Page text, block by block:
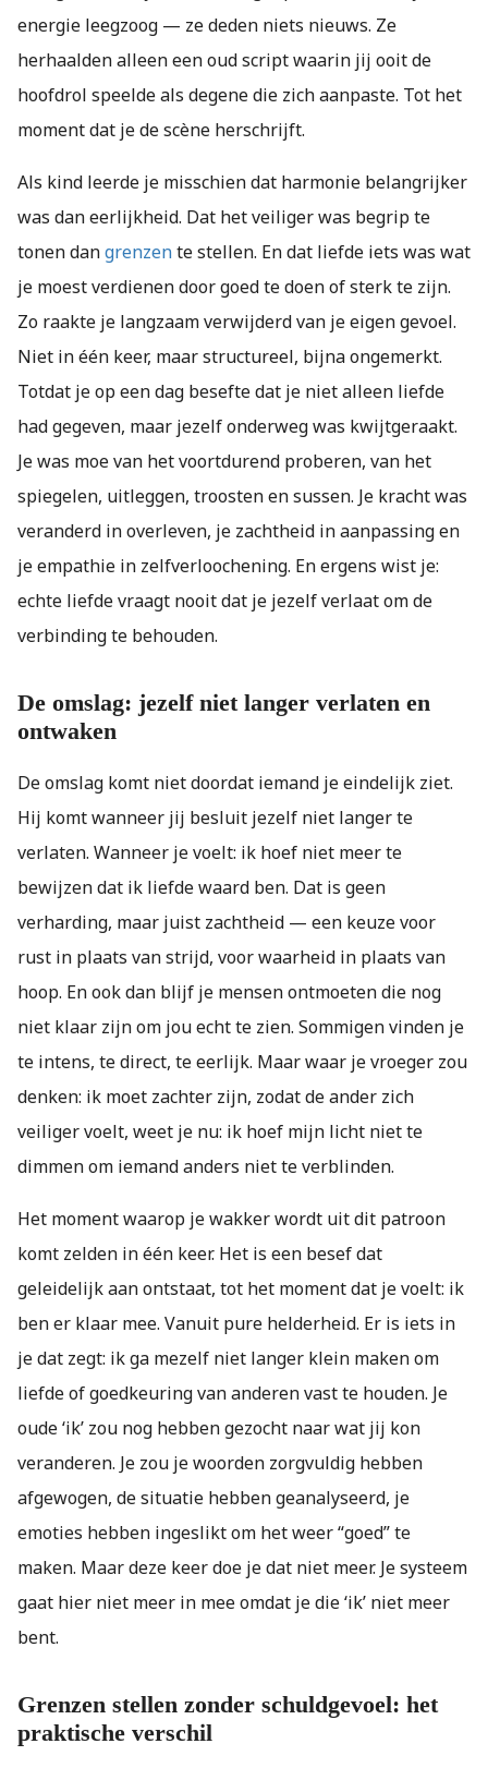
energie leegzoog — ze deden niets nieuws. Ze
herhaalden alleen een oud script waarin jij ooit de
hoofdrol speelde als degene die zich aanpaste. Tot het
moment dat je de scène herschrijft.
Als kind leerde je misschien dat harmonie belangrijker
was dan eerlijkheid. Dat het veiliger was begrip te
tonen dangrenzente stellen. En dat liefde iets was wat
je moest verdienen door goed te doen of sterk te zijn.
Zo raakte je langzaam verwijderd van je eigen gevoel.
Niet in één keer, maar structureel, bijna ongemerkt.
Totdat je op een dag besefte dat je niet alleen liefde
had gegeven, maar jezelf onderweg was kwijtgeraakt.
Je was moe van het voortdurend proberen, van het
spiegelen, uitleggen, troosten en sussen. Je kracht was
veranderd in overleven, je zachtheid in aanpassing en
je empathie in zelfverloochening. En ergens wist je:
echte liefde vraagt nooit dat je jezelf verlaat om de
verbinding te behouden.
De omslag: jezelf niet langer verlaten en
ontwaken
De omslag komt niet doordat iemand je eindelijk ziet.
Hij komt wanneer jij besluit jezelf niet langer te
verlaten. Wanneer je voelt: ik hoef niet meer te
bewijzen dat ik liefde waard ben. Dat is geen
verharding, maar juist zachtheid — een keuze voor
rust in plaats van strijd, voor waarheid in plaats van
hoop. En ook dan blijf je mensen ontmoeten die nog
niet klaar zijn om jou echt te zien. Sommigen vinden je
te intens, te direct, te eerlijk. Maar waar je vroeger zou
denken: ik moet zachter zijn, zodat de ander zich
veiliger voelt, weet je nu: ik hoef mijn licht niet te
dimmen om iemand anders niet te verblinden.
Het moment waarop je wakker wordt uit dit patroon
komt zelden in één keer. Het is een besef dat
geleidelijk aan ontstaat, tot het moment dat je voelt: ik
ben er klaar mee. Vanuit pure helderheid. Er is iets in
je dat zegt: ik ga mezelf niet langer klein maken om
liefde of goedkeuring van anderen vast te houden. Je
oude ‘ik’ zou nog hebben gezocht naar wat jij kon
veranderen. Je zou je woorden zorgvuldig hebben
afgewogen, de situatie hebben geanalyseerd, je
emoties hebben ingeslikt om het weer “goed” te
maken. Maar deze keer doe je dat niet meer. Je systeem
gaat hier niet meer in mee omdat je die ‘ik’ niet meer
bent.
Grenzen stellen zonder schuldgevoel: het
praktische verschil